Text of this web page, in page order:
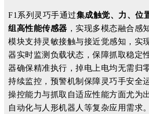
F1系列灵巧手通过集成触觉、力、位
组高性能传感器 ，实现多模态融合感
模块支持灵敏接触与接近觉感知，实
器实时监测负载状态，保障抓取稳定
器确保精准执行 ， 掉电 上电均无需归
持续监控， 预警机制 保障灵巧手安全
操控能力与抓取 自适应性能方面尤为
自动化与人形机器人等复杂应用需求。